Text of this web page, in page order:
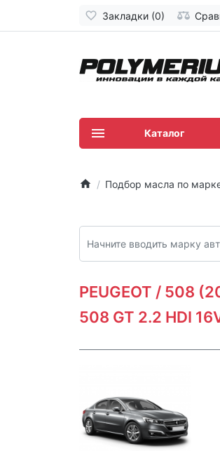
Закладки (0)
Каталог
Подбор масла по
PEUGEOT / 508
508 GT 2.2 HDI